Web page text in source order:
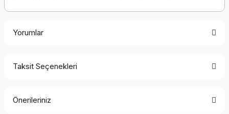
Yorumlar
Taksit Seçenekleri
Önerileriniz